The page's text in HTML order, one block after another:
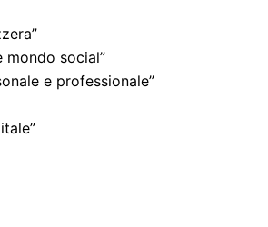
mondo social”
e professionale”